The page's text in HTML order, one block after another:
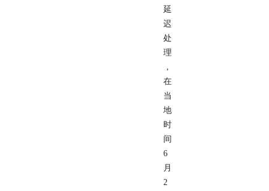
延
迟
处
理
，
在
当
地
时
间
6
月
2